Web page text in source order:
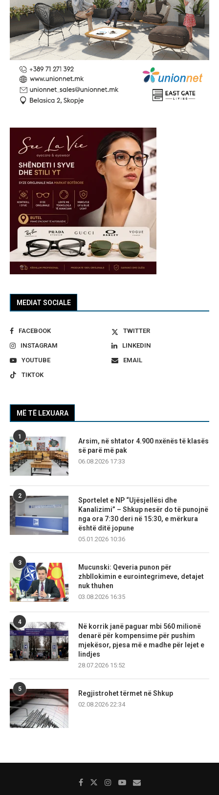
MEDIAT SOCIALE
FACEBOOK
TWITTER
INSTAGRAM
LINKEDIN
YOUTUBE
EMAIL
TIKTOK
MË TË LEXUARA
1
Arsim, në shtator 4.900 nxënës të klasës
së parë më pak
06.08.2026 17:33
2
Sportelet e NP “Ujësjellësi dhe
Kanalizimi” – Shkup nesër do të punojnë
nga ora 7:30 deri në 15:30, e mërkura
është ditë jopune
05.01.2026 10:36
3
Mucunski: Qeveria punon për
zhbllokimin e eurointegrimeve, detajet
nuk thuhen
03.08.2026 16:35
4
Në korrik janë paguar mbi 560 milionë
denarë për kompensime për pushim
mjekësor, pjesa më e madhe për lejet e
lindjes
28.07.2026 15:52
5
Regjistrohet tërmet në Shkup
02.08.2026 22:34